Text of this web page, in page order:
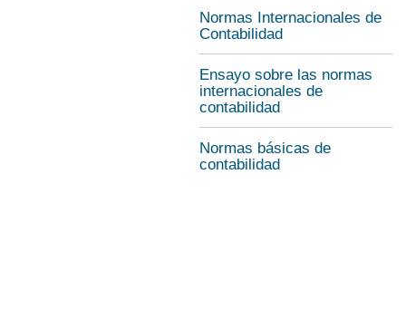
Normas Internacionales de
Contabilidad
Ensayo sobre las normas
internacionales de
contabilidad
Normas básicas de
contabilidad